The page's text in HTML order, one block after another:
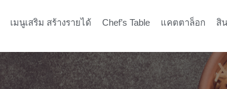
เมนูเสริม สร้างรายได้ Chef’s Table แคตตาล็อก สิ